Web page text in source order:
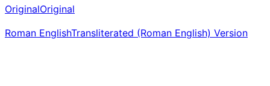
OriginalOriginal
Roman EnglishTransliterated (Roman English) Version